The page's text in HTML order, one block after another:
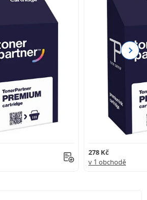
278 Kč
v 1 obchodě
Next